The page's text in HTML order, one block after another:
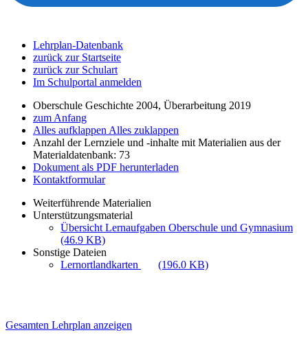
Lehrplan-Datenbank
zurück zur Startseite
zurück zur Schulart
Im Schulportal anmelden
Oberschule Geschichte 2004, Überarbeitung 2019
zum Anfang
Alles aufklappen Alles zuklappen
Anzahl der Lernziele und -inhalte mit Materialien aus der
Materialdatenbank: 73
Dokument als PDF herunterladen
Kontaktformular
Weiterführende Materialien
Unterstützungsmaterial
Übersicht Lernaufgaben Oberschule und Gymnasium
(46.9 KB)
Sonstige Dateien
Lernortlandkarten
(196.0 KB)
Gesamten Lehrplan anzeigen